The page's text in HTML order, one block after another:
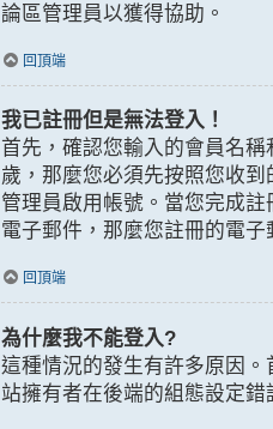
論區管理員以獲得協助。
回頂端
我已註冊但是無法登入！
首先，確認您輸入的會員名
歲，那麼您必須先按照您收
管理員啟用帳號。當您完成
電子郵件，那麼您註冊的電
回頂端
為什麼我不能登入?
這種情況的發生有許多原因
站擁有者在後端的組態設定錯